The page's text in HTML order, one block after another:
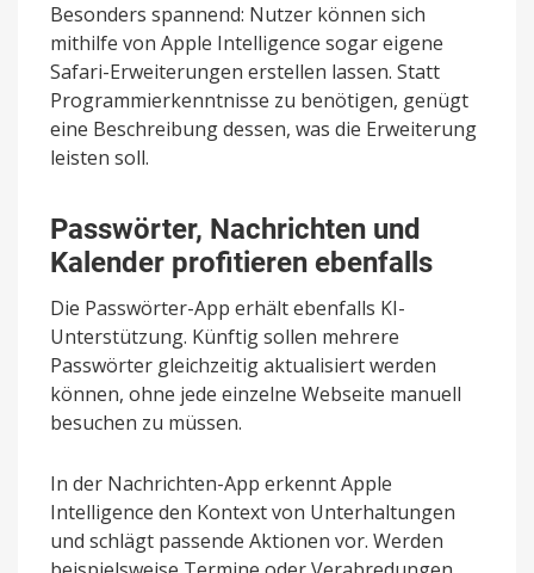
Besonders spannend: Nutzer können sich
mithilfe von Apple Intelligence sogar eigene
Safari-Erweiterungen erstellen lassen. Statt
Programmierkenntnisse zu benötigen, genügt
eine Beschreibung dessen, was die Erweiterung
leisten soll.
Passwörter, Nachrichten und
Kalender profitieren ebenfalls
Die Passwörter-App erhält ebenfalls KI-
Unterstützung. Künftig sollen mehrere
Passwörter gleichzeitig aktualisiert werden
können, ohne jede einzelne Webseite manuell
besuchen zu müssen.
In der Nachrichten-App erkennt Apple
Intelligence den Kontext von Unterhaltungen
und schlägt passende Aktionen vor. Werden